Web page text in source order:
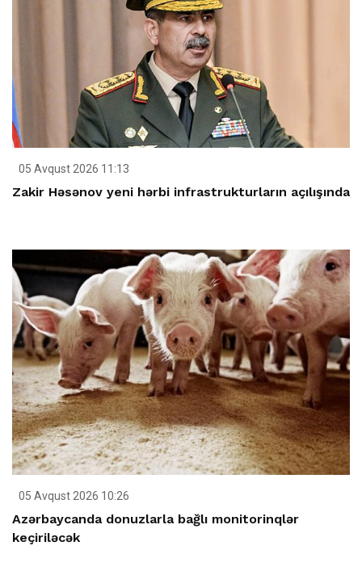
05 Avqust 2026 11:13
Zakir Həsənov yeni hərbi infrastrukturların açılışında
05 Avqust 2026 10:26
Azərbaycanda donuzlarla bağlı monitorinqlər
keçiriləcək